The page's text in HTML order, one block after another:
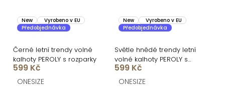
New
Vyrobeno v EU
Předobjednávka
Černé letní trendy volné
kalhoty PEROLY s rozparky
599 Kč
ONESIZE
New
Vyrobeno v EU
Předobjednávka
Světle hnědé trendy letní
volné kalhoty PEROLY s
rozparky
599 Kč
ONESIZE